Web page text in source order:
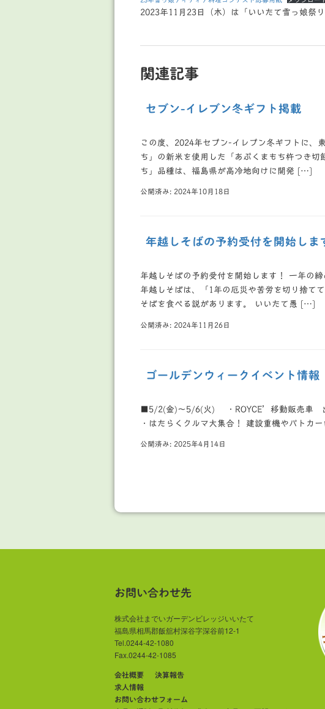
2023年11月23日（木）は「いいたて雪っ娘祭
関連記事
セブン-イレブン冬ギフト掲載
この度、2024年セブン-イレブン冬ギフトに、
ち」の新米を使用した「あぶくまもち杵つき
ち」品種は、福島県が高冷地向けに開発 […]
公開済み: 2024年10月18日
年越しそばの予約受付を開始しま
年越しそばの予約受付を開始します！ 一年の
年越しそばは、「1年の厄災や苦労を切り捨て
そばを食べる説があります。 いいたて愚 […]
公開済み: 2024年11月26日
ゴールデンウィークイベント情報
■5/2(金)～5/6(火) ・ROYCE’移動販売車
・はたらくクルマ大集合！ 建設重機やパトカ
公開済み: 2025年4月14日
お問い合わせ先
株式会社までいガーデンビレッジいいたて
福島県相馬郡飯舘村深谷字深谷前12-1
Tel.0244-42-1080
Fax.0244-42-1085
会社概要
決算報告
求人情報
お問い合わせフォーム